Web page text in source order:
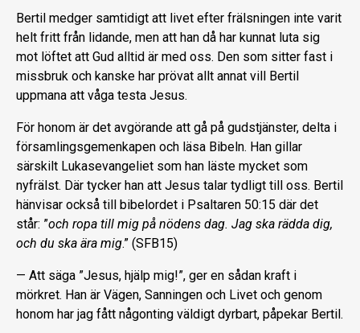
Bertil medger samtidigt att livet efter frälsningen inte varit
helt fritt från lidan­de, men att han då har kunnat luta sig
mot löftet att Gud alltid är med oss. Den som sitter fast i
missbruk och kanske har prövat allt annat vill Bertil
uppmana att våga testa Jesus.
För honom är det avgörande att gå på gudstjänster, delta i
församlingsgemen­kapen och läsa Bibeln. Han gillar
särskilt Lukasevangeliet som han läste mycket som
nyfrälst. Där tycker han att Jesus talar tydligt till oss. Bertil
hänvisar också till bibelordet i Psaltaren 50:15 där det
står: ”och ropa till mig på nödens dag. Jag ska rädda dig,
och du ska ära mig.” (SFB15)
— Att säga ”Jesus, hjälp mig!”, ger en så­dan kraft i
mörkret. Han är Vägen, Sanning­en och Livet och genom
honom har jag fått någonting väldigt dyrbart, påpekar Bertil.